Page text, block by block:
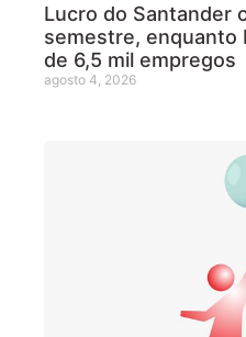
Lucro do Santander
semestre, enquanto
de 6,5 mil empregos
agosto 4, 2026